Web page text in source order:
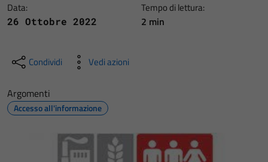
Data:
26 Ottobre 2022
Tempo di lettura:
2 min
Condividi Vedi azioni
Argomenti
Accesso all'informazione